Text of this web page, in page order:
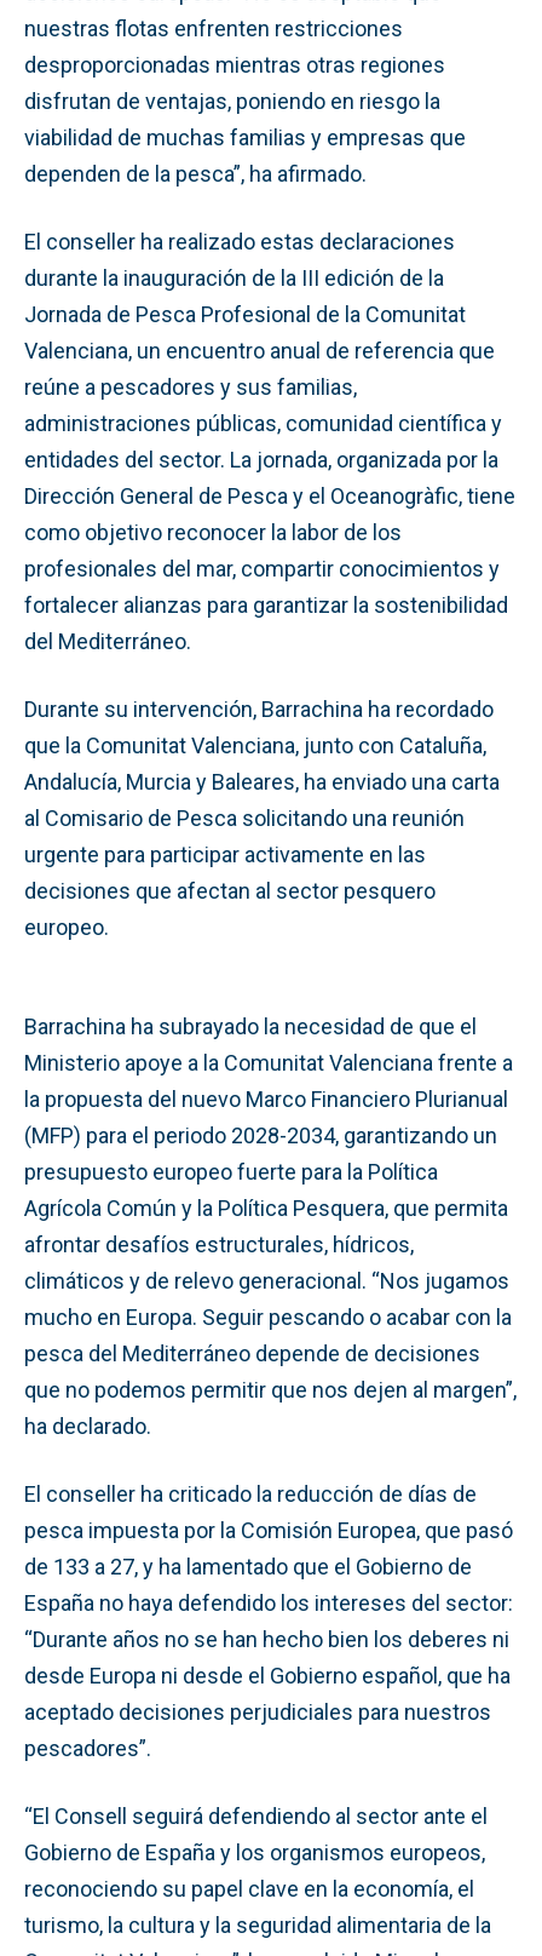
nuestras flotas enfrenten restricciones
desproporcionadas mientras otras regiones
disfrutan de ventajas, poniendo en riesgo la
viabilidad de muchas familias y empresas que
dependen de la pesca”, ha afirmado.
El conseller ha realizado estas declaraciones
durante la inauguración de la III edición de la
Jornada de Pesca Profesional de la Comunitat
Valenciana, un encuentro anual de referencia que
reúne a pescadores y sus familias,
administraciones públicas, comunidad científica y
entidades del sector. La jornada, organizada por la
Dirección General de Pesca y el Oceanogràfic, tiene
como objetivo reconocer la labor de los
profesionales del mar, compartir conocimientos y
fortalecer alianzas para garantizar la sostenibilidad
del Mediterráneo.
Durante su intervención, Barrachina ha recordado
que la Comunitat Valenciana, junto con Cataluña,
Andalucía, Murcia y Baleares, ha enviado una carta
al Comisario de Pesca solicitando una reunión
urgente para participar activamente en las
decisiones que afectan al sector pesquero
europeo.
Barrachina ha subrayado la necesidad de que el
Ministerio apoye a la Comunitat Valenciana frente a
la propuesta del nuevo Marco Financiero Plurianual
(MFP) para el periodo 2028-2034, garantizando un
presupuesto europeo fuerte para la Política
Agrícola Común y la Política Pesquera, que permita
afrontar desafíos estructurales, hídricos,
climáticos y de relevo generacional. “Nos jugamos
mucho en Europa. Seguir pescando o acabar con la
pesca del Mediterráneo depende de decisiones
que no podemos permitir que nos dejen al margen”,
ha declarado.
El conseller ha criticado la reducción de días de
pesca impuesta por la Comisión Europea, que pasó
de 133 a 27, y ha lamentado que el Gobierno de
España no haya defendido los intereses del sector:
“Durante años no se han hecho bien los deberes ni
desde Europa ni desde el Gobierno español, que ha
aceptado decisiones perjudiciales para nuestros
pescadores”.
“El Consell seguirá defendiendo al sector ante el
Gobierno de España y los organismos europeos,
reconociendo su papel clave en la economía, el
turismo, la cultura y la seguridad alimentaria de la